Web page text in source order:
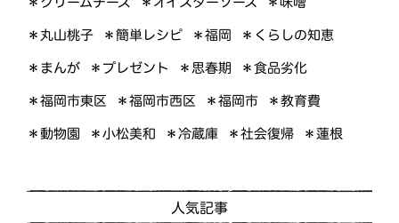
＊丸山桃子 ＊簡単レシピ ＊福岡 ＊くらしの知恵
＊まんが ＊プレゼント ＊思春期 ＊食品劣化
＊福岡市東区 ＊福岡市西区 ＊福岡市 ＊教育費
＊動物園 ＊小松美和 ＊冷蔵庫 ＊社会復帰 ＊蓮根
人気記事